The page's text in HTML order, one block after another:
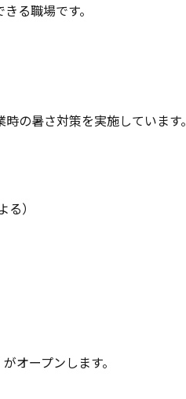
る職場です。
の暑さ対策を実施しています。
）
オープンします。